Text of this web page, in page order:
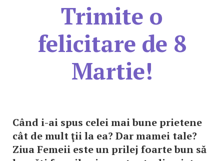
Trimite o
felicitare de 8
Martie!
Când i-ai spus celei mai bune prietene
cât de mult ţii la ea? Dar mamei tale?
Ziua Femeii este un prilej foarte bun să